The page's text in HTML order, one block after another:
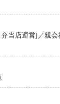
当店運営]／親会